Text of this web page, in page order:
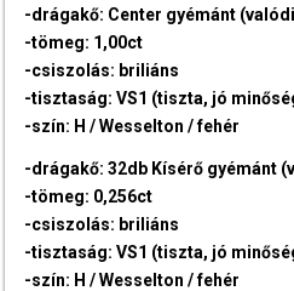
-drágakő: Center gyémánt
-tömeg: 1,00ct
-csiszolás: briliáns
-tisztaság: VS1 (tiszta, jó
-szín: H / Wesselton / fehér
-drágakő: 32db Kísérő gyémánt
-tömeg: 0,256ct
-csiszolás: briliáns
-tisztaság: VS1 (tiszta, jó
-szín: H / Wesselton / fehér